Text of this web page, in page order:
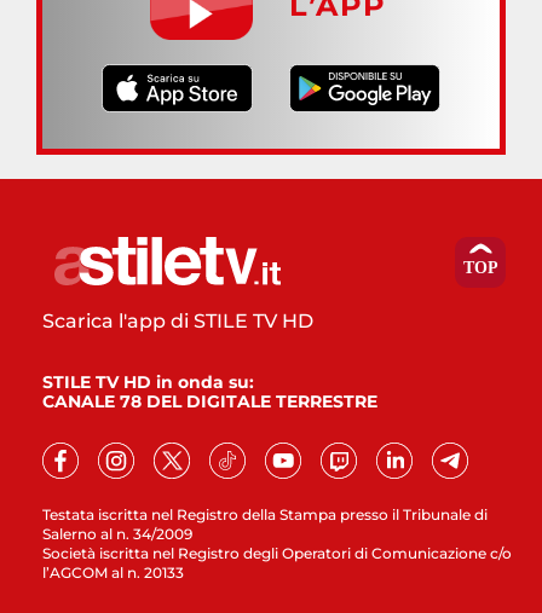
Testata iscritta nel Registro della Stampa presso il Tribunale di
Salerno al n. 34/2009
Società iscritta nel Registro degli Operatori di Comunicazione c/o
l’AGCOM al n. 20133
Scarica l'app di STILE TV HD
STILE TV HD in onda su:
CANALE 78 DEL DIGITALE TERRESTRE